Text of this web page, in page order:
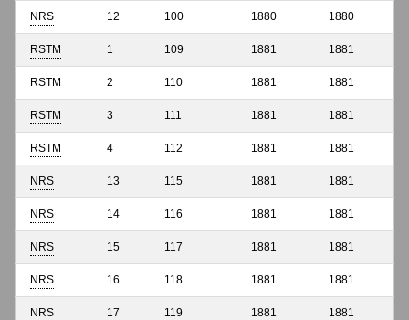
NRS 12 100 1880 1880
RSTM 1 109 1881 1881
RSTM 2 110 1881 1881
RSTM 3 111 1881 1881
RSTM 4 112 1881 1881
NRS 13 115 1881 1881
NRS 14 116 1881 1881
NRS 15 117 1881 1881
NRS 16 118 1881 1881
NRS 17 119 1881 1881